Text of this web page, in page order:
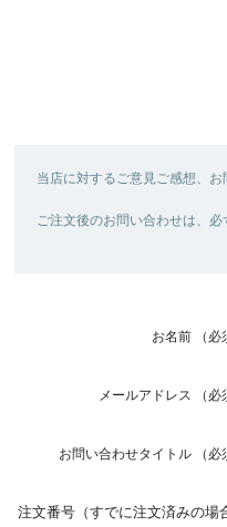
当店に対するご意見ご感想、
ご注文後のお問い合わせは、必
お名前 （必
メールアドレス （必
お問い合わせタイトル （必
注文番号（すでに注文済みの場